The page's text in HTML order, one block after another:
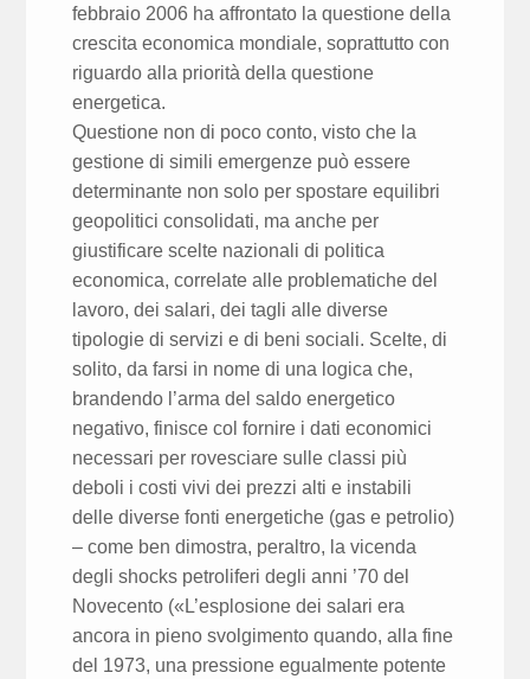
febbraio 2006 ha affrontato la questione della
crescita economica mondiale, soprattutto con
riguardo alla priorità della questione
energetica.
Questione non di poco conto, visto che la
gestione di simili emergenze può essere
determinante non solo per spostare equilibri
geopolitici consolidati, ma anche per
giustificare scelte nazionali di politica
economica, correlate alle problematiche del
lavoro, dei salari, dei tagli alle diverse
tipologie di servizi e di beni sociali. Scelte, di
solito, da farsi in nome di una logica che,
brandendo l’arma del saldo energetico
negativo, finisce col fornire i dati economici
necessari per rovesciare sulle classi più
deboli i costi vivi dei prezzi alti e instabili
delle diverse fonti energetiche (gas e petrolio)
– come ben dimostra, peraltro, la vicenda
degli shocks petroliferi degli anni ’70 del
Novecento («L’esplosione dei salari era
ancora in pieno svolgimento quando, alla fine
del 1973, una pressione egualmente potente